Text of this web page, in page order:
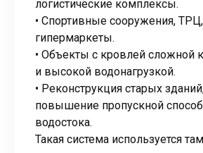
логистические комплексы.
• Спортивные сооружения,
гипермаркеты.
• Объекты с кровлей сложной
и высокой водонагрузкой.
• Реконструкция старых
повышение пропускной
водостока.
Такая система используется